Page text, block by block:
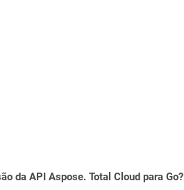
da API Aspose. Total Cloud para Go?